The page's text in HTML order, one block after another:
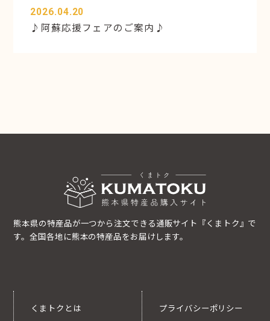
2026.04.20
♪阿蘇応援フェアのご案内♪
熊本県の特産品が一つから注文できる通販サイト『くまトク』で
す。全国各地に熊本の特産品をお届けします。
くまトクとは プライバシーポリシー